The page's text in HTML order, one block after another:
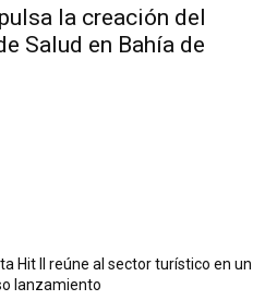
la creación del
Salud en Bahía de
Hit II reúne al sector turístico en un
lanzamiento